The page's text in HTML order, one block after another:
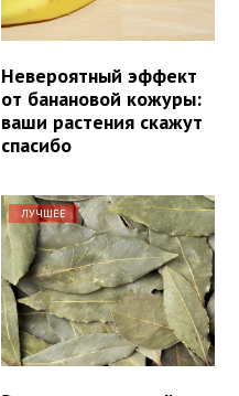
Невероятный эффект
от банановой кожуры:
ваши растения скажут
спасибо
ЛУЧШЕЕ